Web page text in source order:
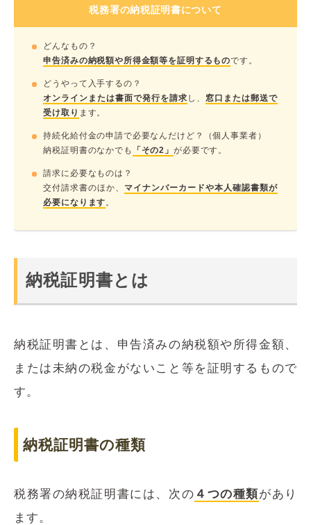
税務署の納税証明書について
どんなもの？
申告済みの納税額や所得金額等を証明するものです。
どうやって入手するの？
オンラインまたは書面で発行を請求 し、窓口または郵送で
受け取り ます。
持続化給付金の申請で必要なんだけど？（個人事業者）
納税証明書のなかでも
「その2」が必要です。
請求に必要なものは？
交付請求書のほか、 マイナンバーカードや本人確認書類が
必要になります。
納税証明書とは
納税証明書とは、申告済みの納税額や所得金額、
または未納の税金がないこと等を証明するもので
す。
納税証明書の種類
税務署の納税証明書には、次の ４つの種類があり
ます。